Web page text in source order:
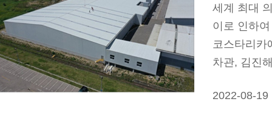
세계 최대
이로 인하
코스타리카
차관, 김진
2022-08-19